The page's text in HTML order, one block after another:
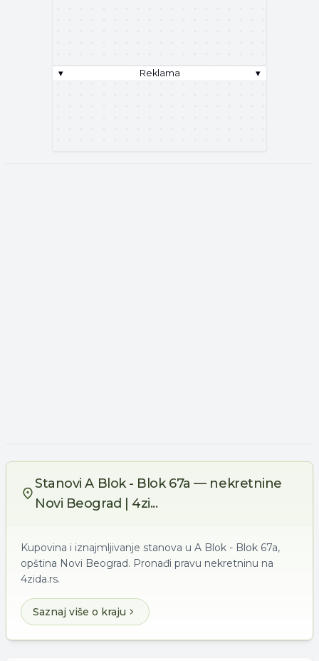
▾ Reklama ▾
Stanovi A Blok - Blok 67a — nekretnine
Novi Beograd | 4zi...
Kupovina i iznajmljivanje stanova u A Blok - Blok 67a,
opština Novi Beograd. Pronađi pravu nekretninu na
4zida.rs.
Saznaj više o kraju